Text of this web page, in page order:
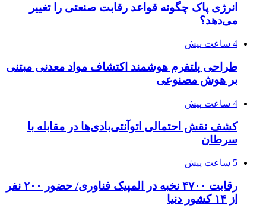
انرژی پاک چگونه قواعد رقابت صنعتی را تغییر
می‌دهد؟
4 ساعت پیش
طراحی پلتفرم هوشمند اکتشاف مواد معدنی مبتنی
بر هوش مصنوعی
4 ساعت پیش
کشف نقش احتمالی اتوآنتی‌بادی‌ها در مقابله با
سرطان
5 ساعت پیش
رقابت ۴۷۰۰ نخبه در المپیک فناوری/ حضور ۲۰۰ نفر
از ۱۴ کشور دنیا